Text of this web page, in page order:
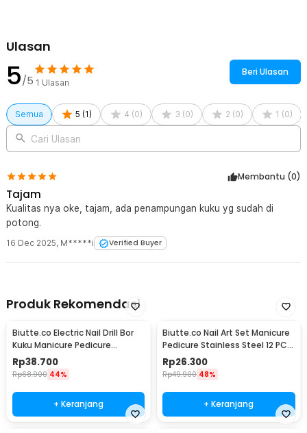
Ulasan
5/5 1 Ulasan
Beri Ulasan
Semua 5 (1 ) 4 (0) 3 (0) 2 (0) 1 (0)
Cari Ulasan
Membantu (0)
Tajam
Kualitas nya oke, tajam, ada penampungan kuku yg sudah di
potong.
16 Dec 2025, M*****i Verified Buyer
Produk Rekomendasi
Biutte.co Electric Nail Drill Bor
Kuku Manicure Pedicure
20000RPM - JMD-100
Rp38.700
Rp68.900 44%
+ Keranjang
Biutte.co Nail Art Set Manicure
Pedicure Stainless Steel 12 PCS
- 012A
Rp26.300
Rp49.900 48%
+ Keranjang